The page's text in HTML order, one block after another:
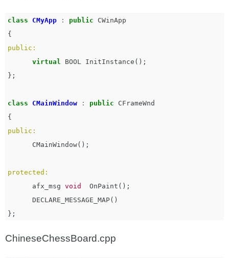
class CMyApp : public
CWinApp
{
public:
virtual
BOOL InitInstance ();
};
class CMainWindow : public
CFrameWnd
{
public:
CMainWindow();
protected:
afx_msg void OnPaint ();
DECLARE_MESSAGE_MAP()
};
ChineseChessBoard.cpp